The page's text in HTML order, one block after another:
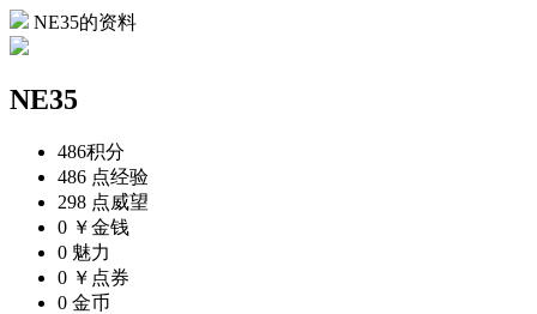
NE35的资料
NE35
486积分
486 点经验
298 点威望
0 ￥金钱
0 魅力
0 ￥ 点券
0 金币